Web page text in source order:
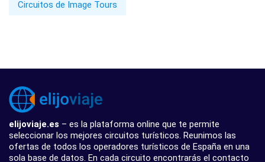
Circuitos de Image Tours
elijoviaje.es – es la plataforma online que te permite
seleccionar los mejores circuitos turísticos. Reunimos las
ofertas de todos los operadores turísticos de España en una
sola base de datos. En cada circuito encontrarás el contacto